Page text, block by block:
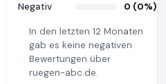
Negativ
0 (0%)
In den letzten 12 Monaten
gab es keine negativen
Bewertungen über
ruegen-abc.de.